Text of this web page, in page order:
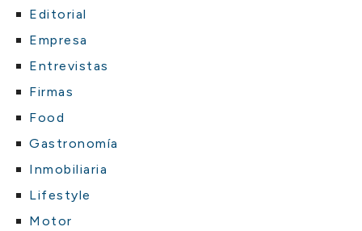
Editorial
Empresa
Entrevistas
Firmas
Food
Gastronomía
Inmobiliaria
Lifestyle
Motor